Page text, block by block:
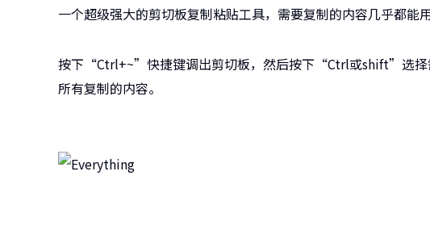
一个超级强大的剪切板复制粘贴工具，需要复制的内容几乎都能
按下“Ctrl+~”快捷键调出剪切板，然后按下“Ctrl或shift”选择
所有复制的内容。